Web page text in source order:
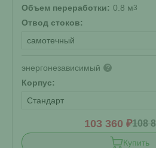
Объем переработки: 0.8 м3
Отвод стоков:
самотечный
энергонезависимый ?
Корпус:
Стандарт
103 360 ₽108
Купить